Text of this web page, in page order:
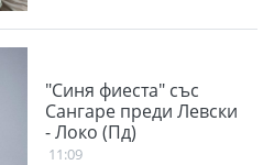
"Синя фиеста" със
Сангаре преди Левски
- Локо (Пд)
11:09